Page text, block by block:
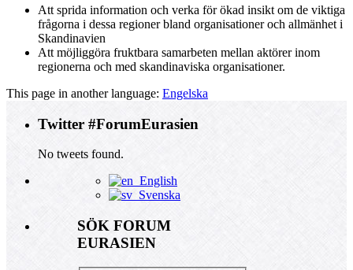
Att sprida information och verka för ökad insikt om de viktiga
frågorna i dessa regioner bland organisationer och allmänhet i
Skandinavien
Att möjliggöra fruktbara samarbeten mellan aktörer inom
regionerna och med skandinaviska organisationer.
This page in another language: Engelska
Twitter #ForumEurasien
No tweets found.
English
Svenska
SÖK FORUM
EURASIEN